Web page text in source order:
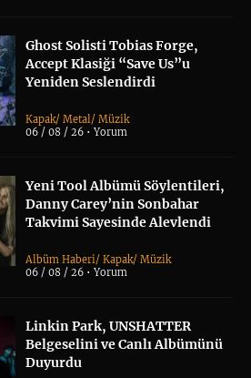
Ghost Solisti Tobias Forge,
Accept Klasiği “Save Us”u
Yeniden Seslendirdi
Kapak/Metal/Müzik
06 / 08 / 26 •Yorum
Yeni Tool Albümü Söylentileri,
Danny Carey’nin Sonbahar
Takvimi Sayesinde Alevlendi
Albüm Haberi/Kapak/Müzik
06 / 08 / 26 •Yorum
Linkin Park, UNSHATTER
Belgeselini ve Canlı Albümünü
Duyurdu